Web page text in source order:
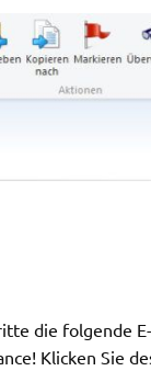
die folgende
Klicken Sie